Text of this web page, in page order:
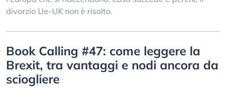
divorzio Ue-UK non è risolto.
Book Calling #47: come leggere la
Brexit, tra vantaggi e nodi ancora da
sciogliere